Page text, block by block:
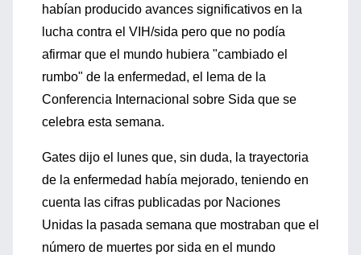
habían producido avances significativos en la
lucha contra el VIH/sida pero que no podía
afirmar que el mundo hubiera "cambiado el
rumbo" de la enfermedad, el lema de la
Conferencia Internacional sobre Sida que se
celebra esta semana.
Gates dijo el lunes que, sin duda, la trayectoria
de la enfermedad había mejorado, teniendo en
cuenta las cifras publicadas por Naciones
Unidas la pasada semana que mostraban que el
número de muertes por sida en el mundo